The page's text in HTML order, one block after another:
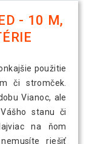
- 10 M,
použitie
či stromček.
Vianoc, ale
stanu či
na ňom
riešiť